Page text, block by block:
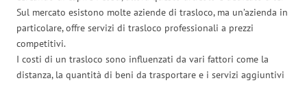
Sul mercato esistono molte aziende di trasloco, ma un’azienda in
particolare, offre servizi di trasloco professionali a prezzi
competitivi.
I costi di un trasloco sono influenzati da vari fattori come la
distanza, la quantità di beni da trasportare e i servizi aggiuntivi